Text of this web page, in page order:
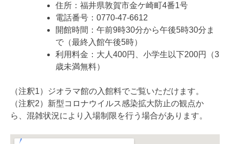
住所：福井県敦賀市金ケ崎町4番1号
電話番号：0770-47-6612
開館時間：午前9時30分から午後5時30分ま
で（最終入館午後5時）
利用料金：大人400円、小学生以下200円（3
歳未満無料）
（注釈1）ジオラマ館の入館料でご覧いただけます。
（注釈2）新型コロナウイルス感染拡大防止の観点か
ら、混雑状況により入場制限を行う場合があります。